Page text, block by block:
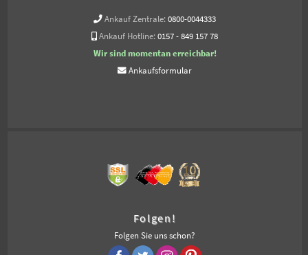
Ankauf Zentrale: 0800-0044333
Ankauf Hotline: 0157 - 849 157 78
Wir sind momentan erreichbar!
Ankaufsformular
Folgen!
Folgen Sie uns schon?